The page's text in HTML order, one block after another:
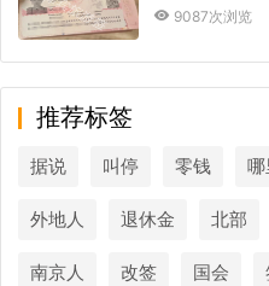
9087次浏览
推荐标签
据说 叫停 零钱 哪
外地人 退休金 北部
南京人 改签 国会